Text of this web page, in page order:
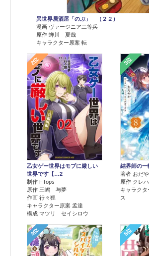
異世界居酒屋「のぶ」 （２２）
漫画 ヴァージニア二等兵
原作 蝉川 夏哉
キャラクター原案 転
2位
乙女ゲー世界はモブに厳しい
世界です【…2
制作 FTops
原作 三嶋 与夢
作画 行々狸
キャラクター原案 孟達
構成 マツリ セイシロウ
3位
結界師の一
著者 おだ
原作 クレハ
キャラクタ
ス
4位 5位